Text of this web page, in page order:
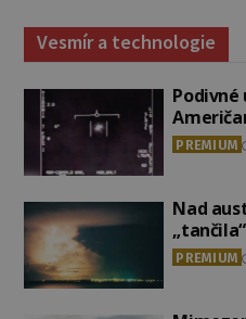
Vesmír a technologie
Podivné
PREMIUM
Nad
PREMIUM